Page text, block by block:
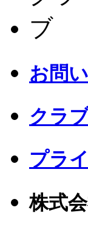
お問
クラ
プラ
株式